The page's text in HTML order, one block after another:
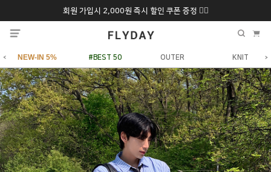
회원 가입시 2,000원 즉시 할인 쿠폰 증정 ❤️‍🔥
추석 특별 할인 10~20% 9/6 화 ~ 9/12월
NEW-IN 5% #BEST 50 OUTER KNIT